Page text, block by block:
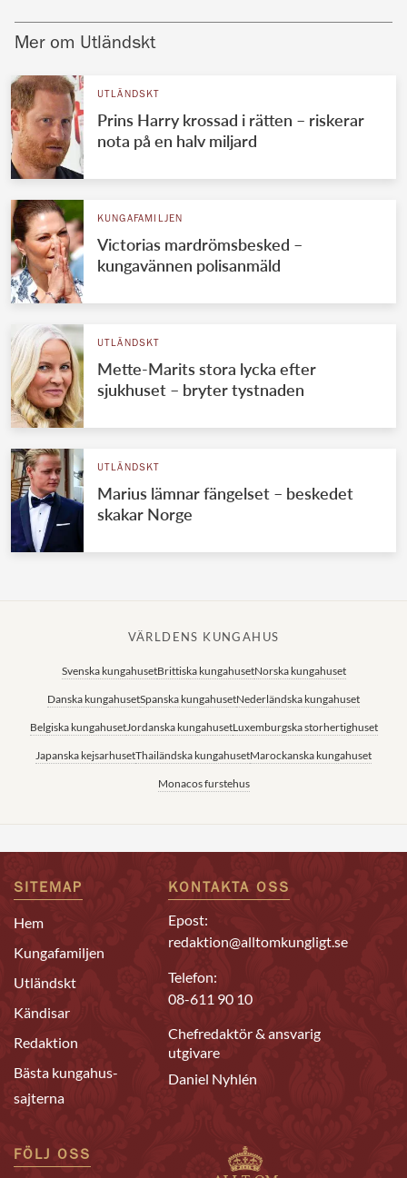
Mer om Utländskt
UTLÄNDSKT
Prins Harry krossad i rätten – riskerar
nota på en halv miljard
KUNGAFAMILJEN
Victorias mardrömsbesked –
kungavännen polisanmäld
UTLÄNDSKT
Mette-Marits stora lycka efter
sjukhuset – bryter tystnaden
UTLÄNDSKT
Marius lämnar fängelset – beskedet
skakar Norge
VÄRLDENS KUNGAHUS
Svenska kungahusetBrittiska kungahusetNorska kungahuset
Danska kungahusetSpanska kungahusetNederländska kungahuset
Belgiska kungahusetJordanska kungahusetLuxemburgska storhertighuset
Japanska kejsarhusetThailändska kungahusetMarockanska kungahuset
Monacos furstehus
SITEMAP
Hem
Kungafamiljen
Utländskt
Kändisar
Redaktion
Bästa kungahus-
sajterna
KONTAKTA OSS
Epost:
redaktion@alltomkungligt.se
Telefon:
08-611 90 10
Chefredaktör & ansvarig
utgivare
Daniel Nyhlén
FÖLJ OSS